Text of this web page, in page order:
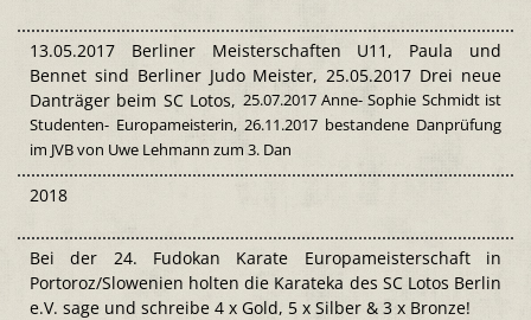
13.05.2017 Berliner Meisterschaften U11, Paula und
Bennet sind Berliner Judo Meister, 25.05.2017 Drei neue
Danträger beim SC Lotos, 25.07.2017 Anne- Sophie Schmidt ist
Studenten- Europameisterin, 26.11.2017 bestandene Danprüfung
im JVB von Uwe Lehmann zum 3. Dan
2018
Bei der 24. Fudokan Karate Europameisterschaft in
Portoroz/Slowenien holten die Karateka des SC Lotos Berlin
e.V. sage und schreibe 4 x Gold, 5 x Silber & 3 x Bronze!